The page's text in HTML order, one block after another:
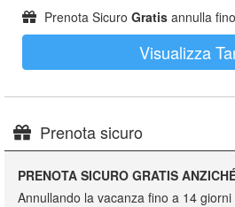
Prenota Sicuro Gratis annulla
Visualizza
Prenota sicuro
PRENOTA SICURO GRATIS
Annullando la vacanza fino a 14